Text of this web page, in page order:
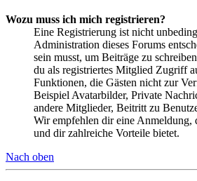
Wozu muss ich mich registrieren?
Eine Registrierung ist nicht
Administration dieses Forums
sein musst, um Beiträge zu
du als registriertes Mitglied Zugriff
Funktionen, die Gästen nicht zur
Beispiel Avatarbilder, Private
andere Mitglieder, Beitritt zu
Wir empfehlen dir eine Anmeldung,
und dir zahlreiche Vorteile bietet.
Nach oben